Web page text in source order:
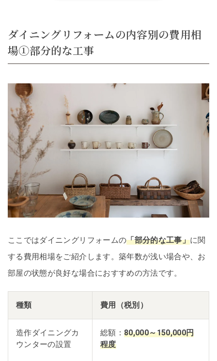
ダイニングリフォームの内容別の費用相
場①部分的な工事
ここではダイニングリフォームの「部分的な工事」に関
する費用相場をご紹介します。築年数が浅い場合や、お
部屋の状態が良好な場合におすすめの方法です。
種類 費用（税別）
造作ダイニングカ
ウンターの設置
総額：80,000～150,000円
程度